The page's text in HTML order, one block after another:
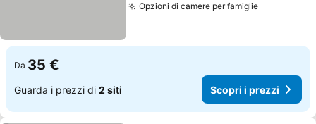
Opzioni di camere per famiglieScopri i
Da 35 €
Guarda i prezzi di 2 siti Scopri i prezzi